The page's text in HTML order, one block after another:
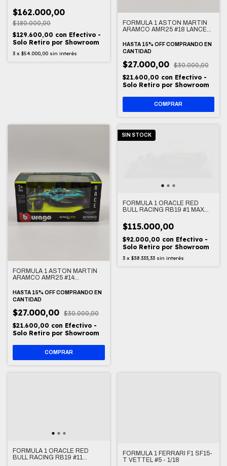
$162.000,00
$180.000,00
$129.600,00 con Efectivo -
Solo Retiro por Showroom
3 x $54.000,00 sin interés
FORMULA 1 ASTON MARTIN
ARAMCO AMR25 #18 LANCE
HASTA 15% OFF COMPRANDO EN
CANTIDAD
$27.000,00 $30.000,00
$21.600,00 con Efectivo -
Solo Retiro por Showroom
FORMULA 1 ASTON MARTIN
ARAMCO AMR25 #14
HASTA 15% OFFCOMPRANDO EN
CANTIDAD
$27.000,00 $30.000,00
$21.600,00 con Efectivo -
Solo Retiro por Showroom
SIN STOCK
FORMULA 1 ORACLE RED
BULL RACING RB19 #1 MAX
$115.000,00
$92.000,00 con Efectivo -
Solo Retiro por Showroom
3 x $38.333,33 sin interés
FORMULA 1 ORACLE RED
BULL RACING RB19 #11
FORMULA 1 FERRARI F1 SF15-
T VETTEL #5 - 1/18